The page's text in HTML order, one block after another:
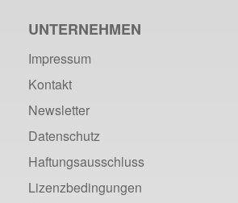
UNTERNEHMEN
Impressum
Kontakt
Newsletter
Datenschutz
Haftungsausschluss
Lizenzbedingungen